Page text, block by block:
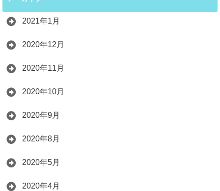
2021年1月
2020年12月
2020年11月
2020年10月
2020年9月
2020年8月
2020年5月
2020年4月